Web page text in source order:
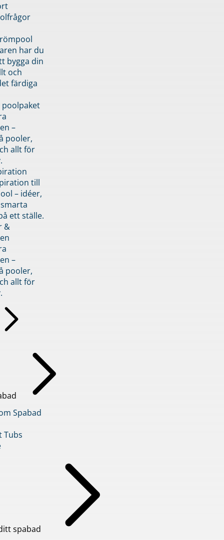
har du
bygga din
och
färdiga
–
pooler,
allt för
till
– idéer,
ett ställe.
&
–
pooler,
allt för
Spabad
Tubs
spabad